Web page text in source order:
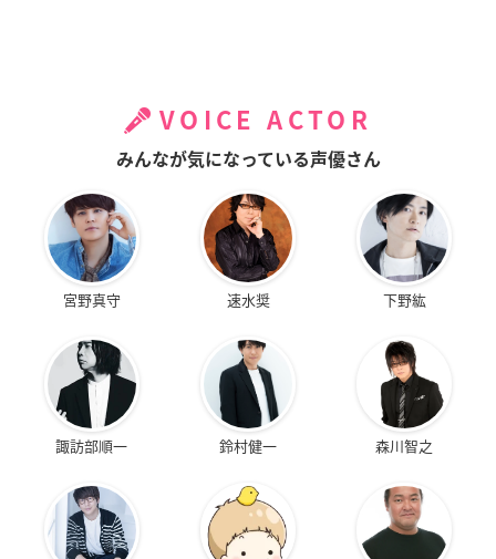
VOICE ACTOR
みんなが気になっている声優さん
宮野真守 速水奨 下野紘
諏訪部順一 鈴村健一 森川智之